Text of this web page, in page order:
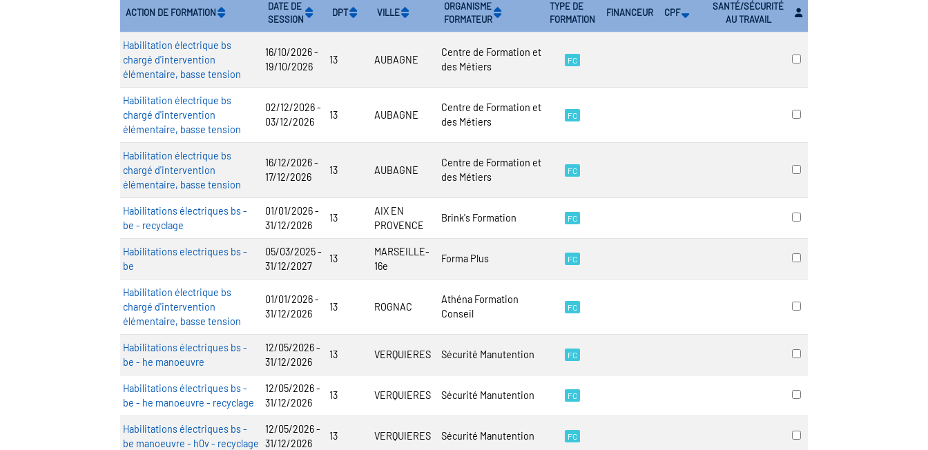
ACTION DE FORMATION
DATE DE
SESSION
DPT VILLE
ORGANISME
FORMATEUR
TYPE DE
FORMATION
FINANCEUR CPF
SANTÉ/SÉCURITÉ
AU TRAVAIL
Habilitation électrique bs
chargé d'intervention
élémentaire, basse tension
16/10/2026 -
19/10/2026
13 AUBAGNE
Centre de Formation et
des Métiers
FC
Habilitation électrique bs
chargé d'intervention
élémentaire, basse tension
02/12/2026 -
03/12/2026
13 AUBAGNE
Centre de Formation et
des Métiers
FC
Habilitation électrique bs
chargé d'intervention
élémentaire, basse tension
16/12/2026 -
17/12/2026
13 AUBAGNE
Centre de Formation et
des Métiers
FC
Habilitations électriques bs -
be - recyclage
01/01/2026 -
31/12/2026
13
AIX EN
PROVENCE
Brink's Formation FC
Habilitations electriques bs -
be
05/03/2025 -
31/12/2027
13
MARSEILLE-
16e
Forma Plus FC
Habilitation électrique bs
chargé d'intervention
élémentaire, basse tension
01/01/2026 -
31/12/2026
13 ROGNAC
Athéna Formation
Conseil
FC
Habilitations électriques bs -
be - he manoeuvre
12/05/2026 -
31/12/2026
13 VERQUIERES Sécurité Manutention FC
Habilitations électriques bs -
be - he manoeuvre - recyclage
12/05/2026 -
31/12/2026
13 VERQUIERES Sécurité Manutention FC
Habilitations électriques bs -
be manoeuvre - h0v - recyclage
12/05/2026 -
31/12/2026
13 VERQUIERES Sécurité Manutention FC